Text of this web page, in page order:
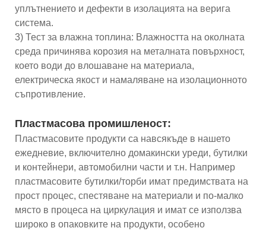
уплътнението и дефекти в изолацията на верига
система.
3) Тест за влажна топлина: Влажността на околната
среда причинява корозия на металната повърхност,
което води до влошаване на материала,
електрическа якост и намаляване на изолационното
съпротивление.
Пластмасова промишленост:
Пластмасовите продукти са навсякъде в нашето
ежедневие, включително домакински уреди, бутилки
и контейнери, автомобилни части и т.н. Например
пластмасовите бутилки/торби имат предимствата на
прост процес, спестяване на материали и по-малко
място в процеса на циркулация и имат се използва
широко в опаковките на продукти, особено